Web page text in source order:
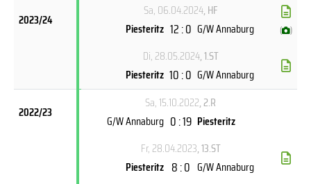
2023/24
Sa, 06.04.2024, HF
Piesteritz 12 : 0 G/W Annaburg ( )
Di, 28.05.2024, 1.ST
Piesteritz 10 : 0 G/W Annaburg
2022/23
Sa, 15.10.2022, 2.R
G/W Annaburg 0 : 19 Piesteritz
Fr, 28.04.2023, 13.ST
Piesteritz 8 : 0 G/W Annaburg